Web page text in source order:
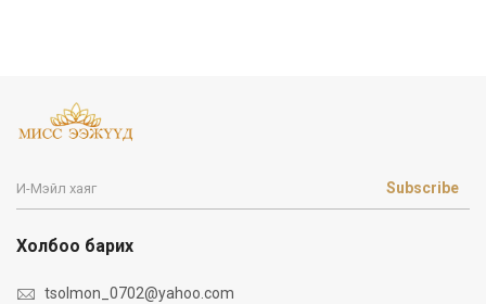
Subscribe
Холбоо барих
tsolmon_0702@yahoo.com